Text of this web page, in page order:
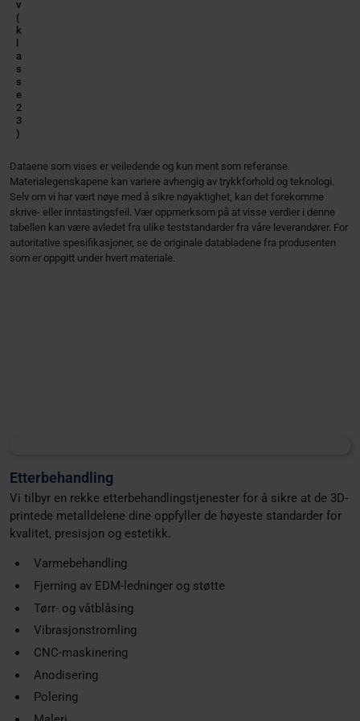
v
(
k
a
s
s
e
2
3
)
Dataene som vises er veiledende og kun ment som referanse.
Materialegenskapene kan variere avhengig av trykkforhold og teknologi.
Selv om vi har vært nøye med å sikre nøyaktighet, kan det forekomme
skrive- eller inntastingsfeil. Vær oppmerksom på at visse verdier i denne
tabellen kan være avledet fra ulike teststandarder fra våre leverandører. For
autoritative spesifikasjoner, se de originale databladene fra produsenten
som er oppgitt under hvert materiale.
Etterbehandling
Vi tilbyr en rekke etterbehandlingstjenester for å sikre at de 3D-
printede metalldelene dine oppfyller de høyeste standarder for
kvalitet, presisjon og estetikk.
Varmebehandling
Fjerning av EDM-ledninger og støtte
Tørr- og våtblåsing
Vibrasjonstromling
CNC-maskinering
Anodisering
Polering